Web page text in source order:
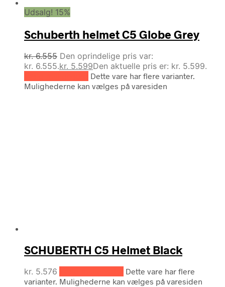
Udsalg! 15%
Schuberth helmet C5 Globe Grey
kr.6.555 Den oprindelige pris var:
kr. 6.555.kr. 5.599Den aktuelle pris er: kr. 5.599.
Dette vare har flere varianter.
Mulighederne kan vælges på varesiden
SCHUBERTH C5 Helmet Black
kr. 5.576
Dette vare har flere
varianter. Mulighederne kan vælges på varesiden